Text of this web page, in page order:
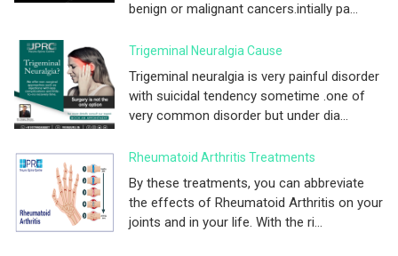
benign or malignant cancers.intially pa...
Trigeminal Neuralgia Cause
Trigeminal neuralgia is very painful disorder
with suicidal tendency sometime .one of
very common disorder but under dia...
Rheumatoid Arthritis Treatments
By these treatments, you can abbreviate
the effects of Rheumatoid Arthritis on your
joints and in your life. With the ri...